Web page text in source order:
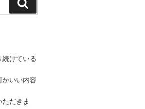
索
けている
かいい内容
だきま